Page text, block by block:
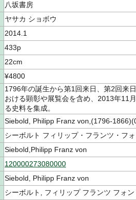
八坂書房
ヤサカ ショボウ
2014.1
433p
22cm
¥4800
1796年の誕生から第1回来日、第2回来
おける顕彰や展覧会を含め、2013年11
る史料を集成。
Siebold, Philipp Franz von,(1796-
シーボルト フィリップ・フランツ・フ
Siebold,Philipp Franz von
120000273080000
Siebold, Philipp Franz von
シーボルト, フィリップ フランツ フォン